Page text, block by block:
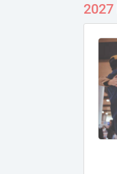
2027